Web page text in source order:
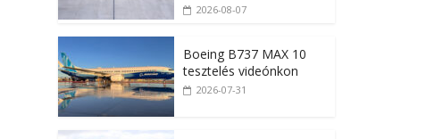
2026-08-07
Boeing B737 MAX 10
tesztelés videónkon
2026-07-31